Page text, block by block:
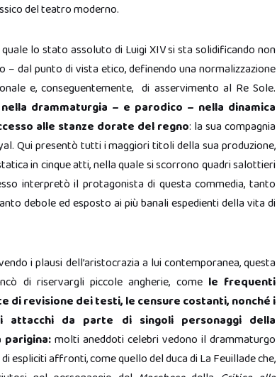
del teatro moderno.
lo stato assoluto di Luigi XIV si sta solidificando non
dal punto di vista etico, definendo una normalizzazione
e, conseguentemente, di asservimento al Re Sole.
drammaturgia – e parodico – nella dinamica
alle stanze dorate del regno: la sua compagnia
Qui presentò tutti i maggiori titoli della sua produzione,
in cinque atti, nella quale si scorrono quadri salottieri
interpretò il protagonista di questa commedia, tanto
debole ed esposto ai più banali espedienti della vita di
i plausi dell’aristocrazia a lui contemporanea, questa
di riservargli piccole angherie, come le frequenti
di revisione dei testi, le censure costanti, nonché i
attacchi da parte di singoli personaggi della
parigina: molti aneddoti celebri vedono il drammaturgo
espliciti affronti, come quello del duca di La Feuillade che,